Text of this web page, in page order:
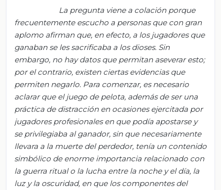
La pregunta viene a colación porque
frecuentemente escucho a personas que con gran
aplomo afirman que, en efecto, a los jugadores que
ganaban se les sacrificaba a los dioses. Sin
embargo, no hay datos que permitan aseverar esto;
por el contrario, existen ciertas evidencias que
permiten negarlo. Para comenzar, es necesario
aclarar que el juego de pelota, además de ser una
práctica de distracción en ocasiones ejercitada por
jugadores profesionales en que podía apostarse y
se privilegiaba al ganador, sin que necesariamente
llevara a la muerte del perdedor, tenía un contenido
simbólico de enorme importancia relacionado con
la guerra ritual o la lucha entre la noche y el día, la
luz y la oscuridad, en que los componentes del